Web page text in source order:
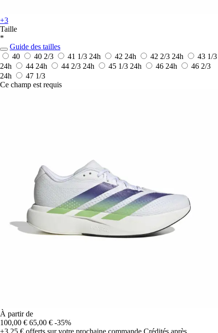
+3
Taille
*
Guide des tailles
40
40 2/3 41 1/3 24h 42 24h 42 2/3 24h
43 1/3
24h
44 24h 44 2/3 24h 45 1/3 24h 46 24h
46 2/3
24h
47 1/3
Ce champ est requis
À partir de
100,00 € 65,00 € -35%
+3,25 € offerts sur votre prochaine commande Crédités après